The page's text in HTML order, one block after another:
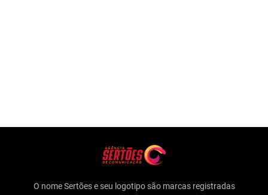
O nome Sertões e seu logotipo são marcas registradas